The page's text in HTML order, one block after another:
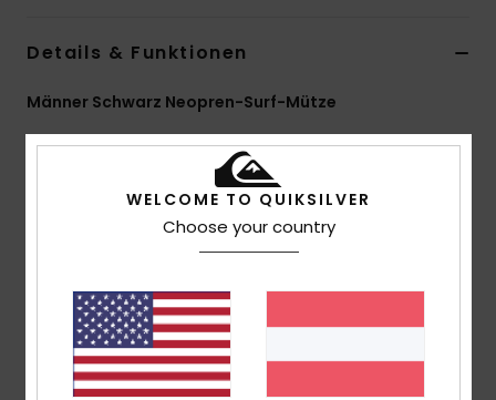
Details & Funktionen
Männer Schwarz Neopren-Surf-Mütze
StyleEQYWW03068 Farbcodekvd0
Neopren: StretchFlight-Eco-Neopren
wichtigen Stellen
Nähte: Dreifach versiegelte, nur teilweise
penetrierende und blindvernähte (GBS) Nähte für
weniger Wasser im Neoprenanzug
WELCOME TO QUIKSILVER
Choose your country